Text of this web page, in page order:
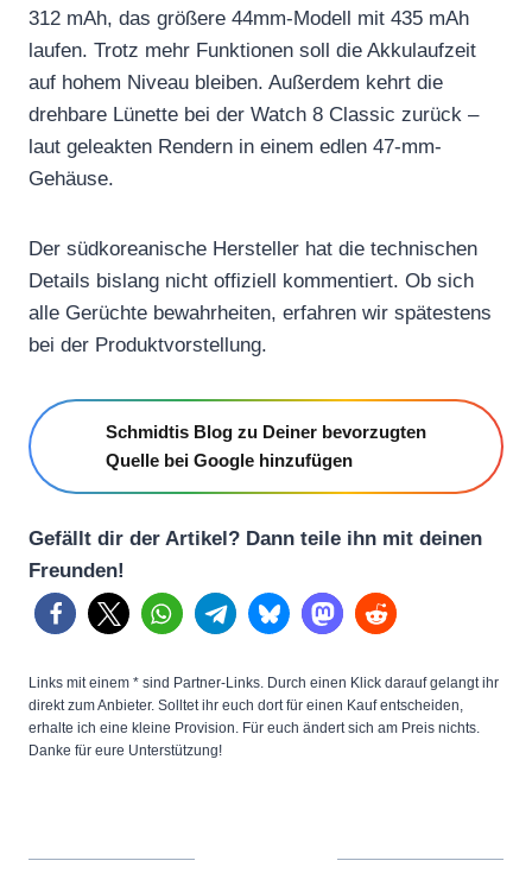
312 mAh, das größere 44mm-Modell mit 435 mAh
laufen. Trotz mehr Funktionen soll die Akkulaufzeit
auf hohem Niveau bleiben. Außerdem kehrt die
drehbare Lünette bei der Watch 8 Classic zurück –
laut geleakten Rendern in einem edlen 47-mm-
Gehäuse.
Der südkoreanische Hersteller hat die technischen
Details bislang nicht offiziell kommentiert. Ob sich
alle Gerüchte bewahrheiten, erfahren wir spätestens
bei der Produktvorstellung.
Schmidtis Blog zu Deiner bevorzugten
Quelle bei Google hinzufügen
Gefällt dir der Artikel? Dann teile ihn mit deinen
Freunden!
Links mit einem * sind Partner-Links. Durch einen Klick darauf gelangt ihr
direkt zum Anbieter. Solltet ihr euch dort für einen Kauf entscheiden,
erhalte ich eine kleine Provision. Für euch ändert sich am Preis nichts.
Danke für eure Unterstützung!